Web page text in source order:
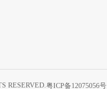
RESERVED.粤ICP备12075056号